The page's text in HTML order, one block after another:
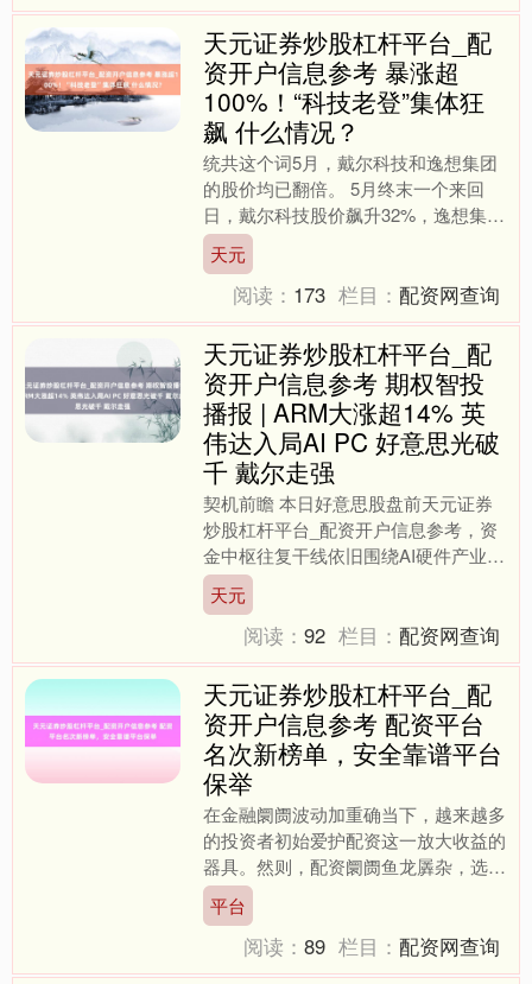
天元证券炒股杠杆平台_配
资开户信息参考 暴涨超
100%！“科技老登”集体狂
飙 什么情况？
统共这个词5月，戴尔科技和逸想集团
的股价均已翻倍。 5月终末一个来回
日，戴尔科技股价飙升32%，逸想集团
高潮22%。统共这个词5月，戴尔科技
和逸想集团的股价均已....
天元
阅读： 173 栏目：配资网查询
天元证券炒股杠杆平台_配
资开户信息参考 期权智投
播报 | ARM大涨超14% 英
伟达入局AI PC 好意思光破
千 戴尔走强
契机前瞻 本日好意思股盘前天元证券
炒股杠杆平台_配资开户信息参考，资
金中枢往复干线依旧围绕AI硬件产业链
伸开。 Arm Holdings盘前涨幅超14%，
飞腾导....
天元
阅读：92 栏目：配资网查询
天元证券炒股杠杆平台_配
资开户信息参考 配资平台
名次新榜单，安全靠谱平台
保举
在金融阛阓波动加重确当下，越来越多
的投资者初始爱护配资这一放大收益的
器具。然则，配资阛阓鱼龙羼杂，选拔
一家安全靠谱的配资平台，平直联系到
资金安全和投资收益。为此....
平台
阅读：89 栏目：配资网查询